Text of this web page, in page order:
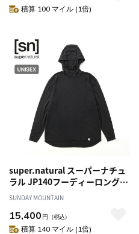
積算 100 マイル (1倍)
super.natural スーパーナチュ
ラル JP140フーディーロングス
リーブ2
SUNDAY MOUNTAIN
15,400 円 （税込）
積算 140 マイル (1倍)